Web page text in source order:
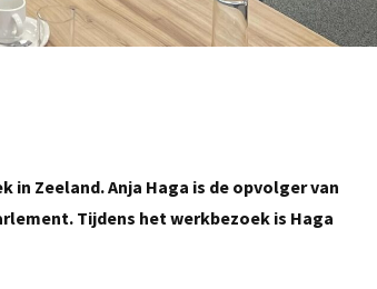
in Zeeland. Anja Haga is de opvolger van
Tijdens het werkbezoek is Haga